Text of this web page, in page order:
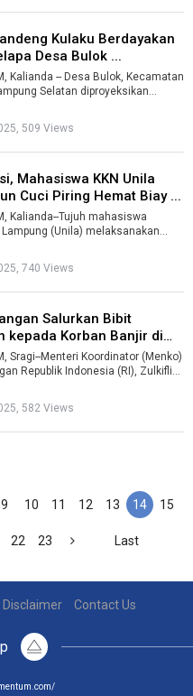
Kulaku Berdayakan
Desa Bulok ...
Kalianda -- Desa Bulok, Kecamatan
Selatan diproyeksikan
509 Views
Mahasiswa KKN Unila
Cuci Piring Hemat Biay ...
Kalianda--Tujuh mahasiswa
(Unila) melaksanakan
740 Views
Salurkan Bibit
kepada Korban Banjir di
Sragi--Menteri Koordinator (Menko)
Republik Indonesia (RI), Zulkifli
582 Views
9 10 11 12 13 14 15
22 23 Last
Disclaimer Contact Us